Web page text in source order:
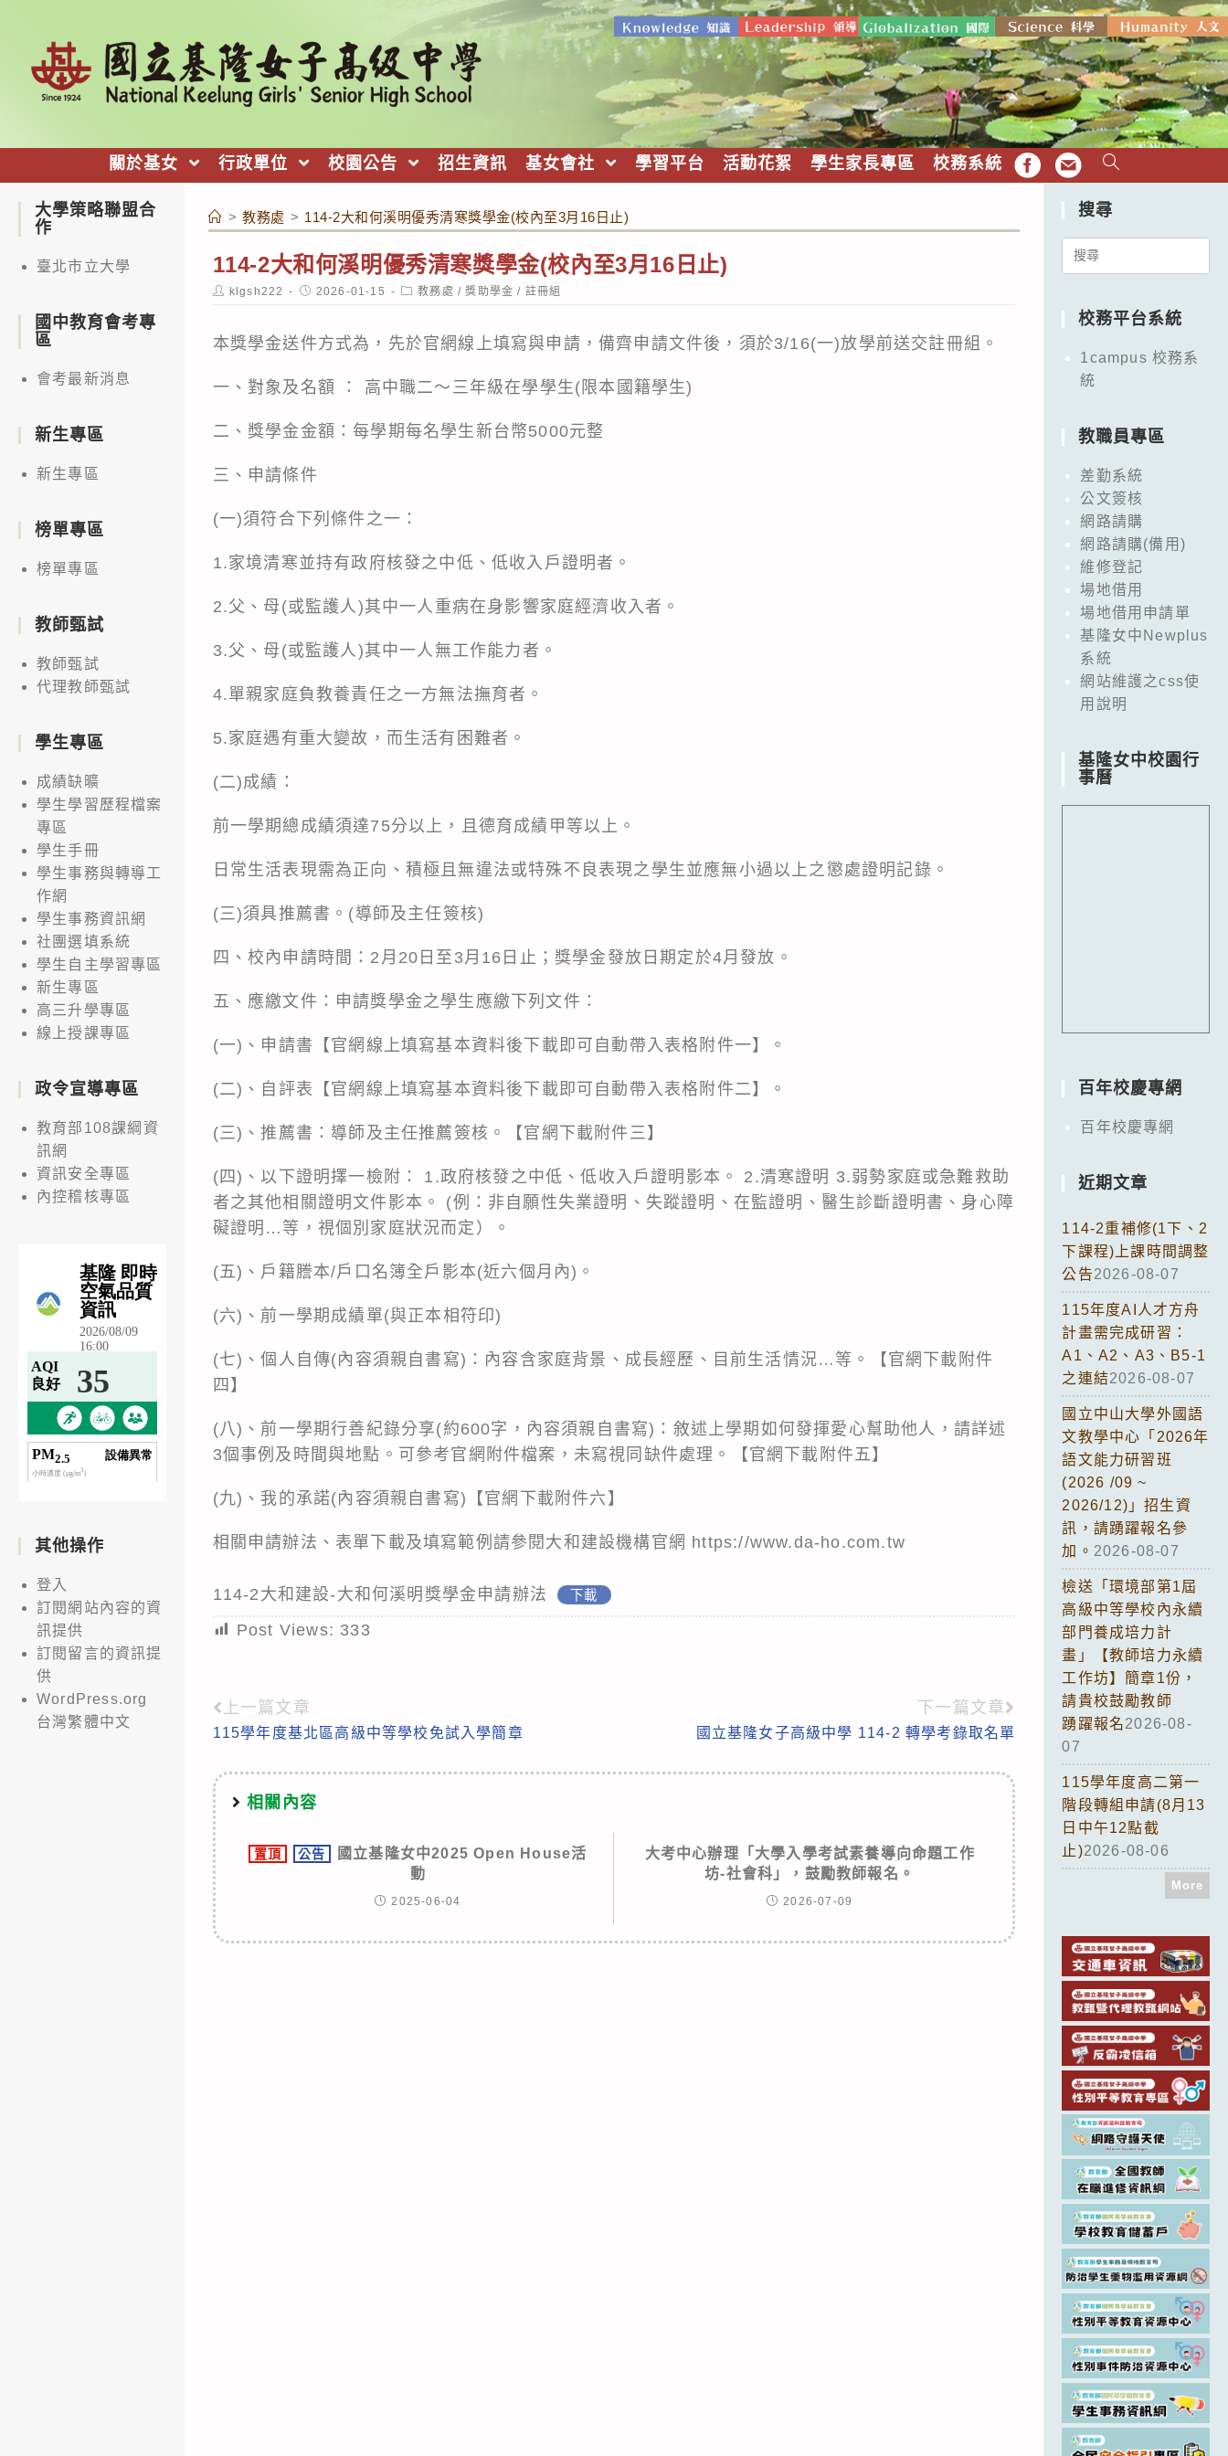
關於基女 行政單位 校園公告 招生資訊 基女會社 學習平台 活動花絮 學生家長專區 校務系統 FB EMAIL
> 教務處 > 114-2大和何溪明優秀清寒獎學金(校內至3月16日止)
114-2大和何溪明優秀清寒獎學金(校內至3月16日止)
Post
author:
klgsh222
Post
published:
2026-01-15
Post
category:
教務處 / 獎助學金 / 註冊組
本獎學金送件方式為，先於官網線上填寫與申請，備齊申請文件後，須於3/16(一)放學前送交註冊組。
一、對象及名額 ： 高中職二～三年級在學學生(限本國籍學生)
二、獎學金金額：每學期每名學生新台幣5000元整
三、申請條件
(一)須符合下列條件之一：
1.家境清寒並持有政府核發之中低、低收入戶證明者。
2.父、母(或監護人)其中一人重病在身影響家庭經濟收入者。
3.父、母(或監護人)其中一人無工作能力者。
4.單親家庭負教養責任之一方無法撫育者。
5.家庭遇有重大變故，而生活有困難者。
(二)成績：
前一學期總成績須達75分以上，且德育成績甲等以上。
日常生活表現需為正向、積極且無違法或特殊不良表現之學生並應無小過以上之懲處證明記錄。
(三)須具推薦書。(導師及主任簽核)
四、校內申請時間：2月20日至3月16日止；獎學金發放日期定於4月發放。
五、應繳文件：申請獎學金之學生應繳下列文件：
(一)、申請書【官網線上填寫基本資料後下載即可自動帶入表格附件一】。
(二)、自評表【官網線上填寫基本資料後下載即可自動帶入表格附件二】。
(三)、推薦書：導師及主任推薦簽核。【官網下載附件三】
(四)、以下證明擇一檢附： 1.政府核發之中低、低收入戶證明影本。 2.清寒證明 3.弱勢家庭或急難救助
者之其他相關證明文件影本。 (例：非自願性失業證明、失蹤證明、在監證明、醫生診斷證明書、身心障
礙證明…等，視個別家庭狀況而定）。
(五)、戶籍謄本/戶口名簿全戶影本(近六個月內)。
(六)、前一學期成績單(與正本相符印)
(七)、個人自傳(內容須親自書寫)：內容含家庭背景、成長經歷、目前生活情況…等。【官網下載附件
四】
(八)、前一學期行善紀錄分享(約600字，內容須親自書寫)：敘述上學期如何發揮愛心幫助他人，請詳述
3個事例及時間與地點。可參考官網附件檔案，未寫視同缺件處理。【官網下載附件五】
(九)、我的承諾(內容須親自書寫)【官網下載附件六】
相關申請辦法、表單下載及填寫範例請參閱大和建設機構官網 https://www.da-ho.com.tw
114-2大和建設-大和何溪明獎學金申請辦法 下載
Post Views: 333
Read
more
articles
上一篇文章
115學年度基北區高級中等學校免試入學簡章
下一篇文章
國立基隆女子高級中學 114-2 轉學考錄取名單
相關內容
置頂 公告
國立基隆女中2025 Open House活
動
2025-06-04
大考中心辦理「大學入學考試素養導向命題工作
坊-社會科」，鼓勵教師報名。
2026-07-09
大學策略聯盟合
作
臺北市立大學
國中教育會考專
區
會考最新消息
新生專區
新生專區
榜單專區
榜單專區
教師甄試
教師甄試
代理教師甄試
學生專區
成績缺曠
學生學習歷程檔案
專區
學生手冊
學生事務與轉導工
作網
學生事務資訊網
社團選填系統
學生自主學習專區
新生專區
高三升學專區
線上授課專區
政令宣導專區
教育部108課綱資
訊網
資訊安全專區
內控稽核專區
其他操作
登入
訂閱網站內容的資
訊提供
訂閱留言的資訊提
供
WordPress.org
台灣繁體中文
搜尋
Search
校務平台系統
1campus 校務系
統
教職員專區
差勤系統
公文簽核
網路請購
網路請購(備用)
維修登記
場地借用
場地借用申請單
基隆女中Newplus
系統
網站維護之css使
用說明
基隆女中校園行
事曆
百年校慶專網
百年校慶專網
近期文章
114-2重補修(1下、2
下課程)上課時間調整
公告2026-08-07
115年度AI人才方舟
計畫需完成研習：
A1、A2、A3、B5-1
之連結2026-08-07
國立中山大學外國語
文教學中心「2026年
語文能力研習班
(2026 /09 ~
2026/12)」招生資
訊，請踴躍報名參
加。 2026-08-07
檢送「環境部第1屆
高級中等學校內永續
部門養成培力計
畫」【教師培力永續
工作坊】簡章1份，
請貴校鼓勵教師
踴躍報名2026-08-
07
115學年度高二第一
階段轉組申請(8月13
日中午12點截
止)2026-08-06
More